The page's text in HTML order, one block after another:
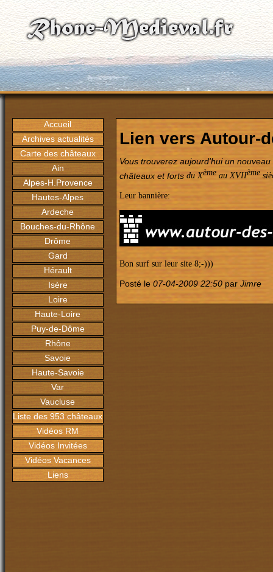
Accueil
Archives actualités
Carte des châteaux
Ain
Alpes-H.Provence
Hautes-Alpes
Ardeche
Bouches-du-Rhône
Drôme
Gard
Hérault
Isère
Loire
Haute-Loire
Puy-de-Dôme
Rhône
Savoie
Haute-Savoie
Var
Vaucluse
Liste des 953 châteaux
Vidéos RM
Vidéos Invitées
Vidéos Vacances
Liens
Lien vers Autour-
Vous trouverez aujourd'hui un
châteaux et forts du Xème au XVIIème
Leur bannière:
Bon surf sur leur site 8;-)))
Posté le 07-04-2009 22:50 par Jimre